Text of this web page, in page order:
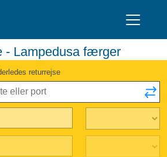
- Lampedusa færger
returrejse